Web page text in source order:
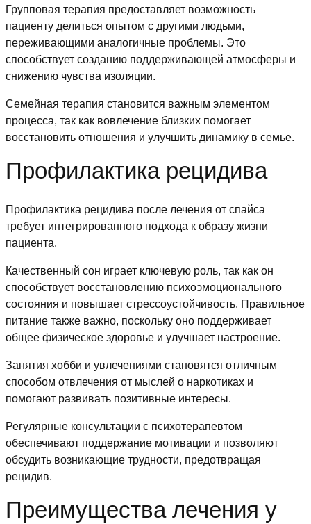
Групповая терапия предоставляет возможность
пациенту делиться опытом с другими людьми,
переживающими аналогичные проблемы. Это
способствует созданию поддерживающей атмосферы и
снижению чувства изоляции.
Семейная терапия становится важным элементом
процесса, так как вовлечение близких помогает
восстановить отношения и улучшить динамику в семье.
Профилактика рецидива
Профилактика рецидива после лечения от спайса
требует интегрированного подхода к образу жизни
пациента.
Качественный сон играет ключевую роль, так как он
способствует восстановлению психоэмоционального
состояния и повышает стрессоустойчивость. Правильное
питание также важно, поскольку оно поддерживает
общее физическое здоровье и улучшает настроение.
Занятия хобби и увлечениями становятся отличным
способом отвлечения от мыслей о наркотиках и
помогают развивать позитивные интересы.
Регулярные консультации с психотерапевтом
обеспечивают поддержание мотивации и позволяют
обсудить возникающие трудности, предотвращая
рецидив.
Преимущества лечения у